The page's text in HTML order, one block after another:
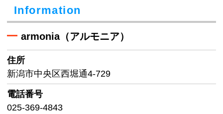
Information
armonia（アルモニア）
住所
新潟市中央区西堀通4-729
電話番号
025-369-4843